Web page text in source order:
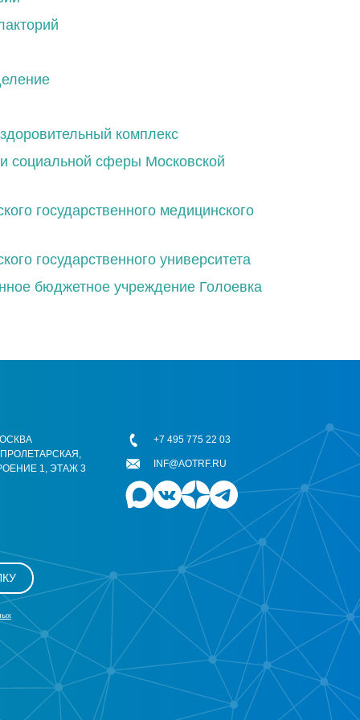
комплекс
социальной сферы Московской
государственного медицинского
государственного университета
бюджетное учреждение Голоевка
1, ЭТАЖ 3
+7 495 775 22 03
INF@AOTRF.RU